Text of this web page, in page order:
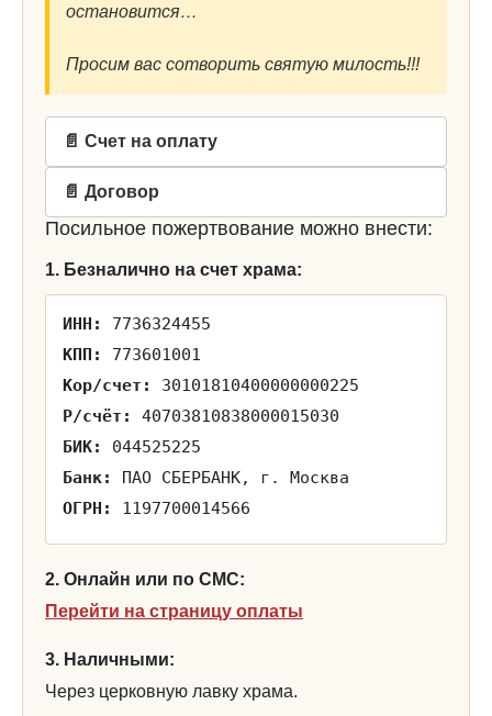
остановится…
Просим вас сотворить святую милость!!!
📄 Счет на оплату
📄 Договор
Посильное пожертвование можно внести:
1. Безналично на счет храма:
ИНН:
7736324455
КПП:
773601001
Кор/счет:
30101810400000000225
Р/счёт:
40703810838000015030
БИК:
044525225
Банк:
ПАО СБЕРБАНК, г. Москва
ОГРН:
1197700014566
2. Онлайн или по СМС:
Перейти на страницу оплаты
3. Наличными:
Через церковную лавку храма.